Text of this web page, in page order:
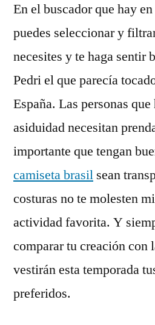
En el buscador que hay
puedes seleccionar y
necesites y te haga sentir
Pedri el que parecía
España. Las personas
asiduidad necesitan
importante que tengan
camiseta brasil sean
costuras no te molesten
actividad favorita. Y
comparar tu creación con
vestirán esta temporada
preferidos.